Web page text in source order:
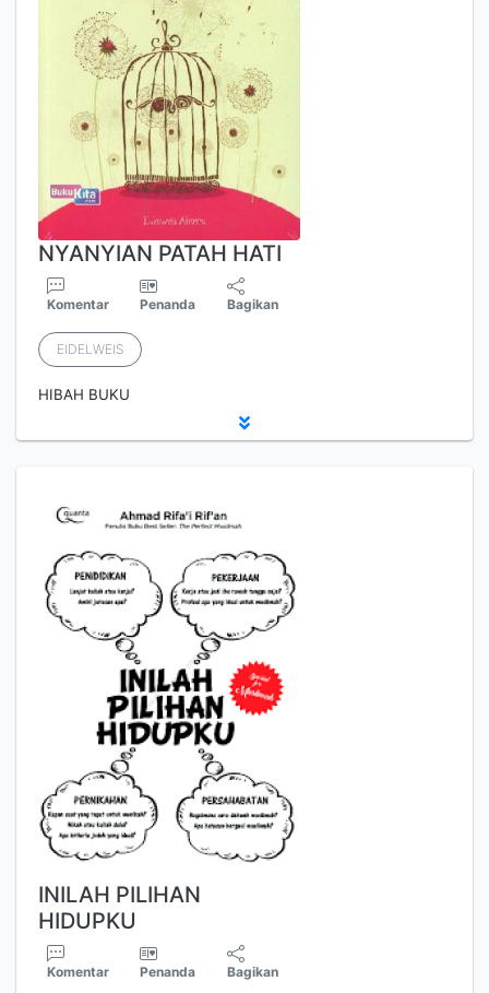
NYANYIAN PATAH HATI
Komentar Penanda Bagikan
EIDELWEIS
HIBAH BUKU
INILAH PILIHAN
HIDUPKU
Komentar Penanda Bagikan